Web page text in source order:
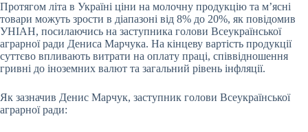
Протягом літа в Україні ціни на молочну продукцію та м’ясні
товари можуть зрости в діапазоні від 8% до 20%, як повідомив
УНІАН, посилаючись на заступника голови Всеукраїнської
аграрної ради Дениса Марчука. На кінцеву вартість продукції
суттєво впливають витрати на оплату праці, співвідношення
гривні до іноземних валют та загальний рівень інфляції.
Як зазначив Денис Марчук, заступник голови Всеукраїнської
аграрної ради: